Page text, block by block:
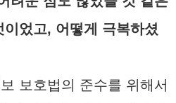
었고, 어떻게 극복하셨
보호법의 준수를 위해서